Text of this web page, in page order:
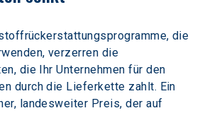
die
verzerren die
die Ihr Unternehmen für den
durch die Lieferkette zahlt. Ein
landesweiter Preis, der auf